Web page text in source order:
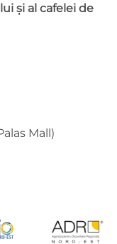
și al cafelei de
Mall)